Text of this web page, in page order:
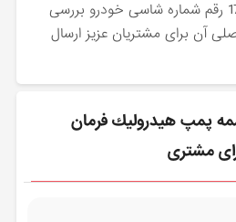
تمامی قطعات منطبق با 17 رقم شماره شاسی خودرو بررسی
آن برای مشتریان عزیز ارسال
پمپ هيدروليك فرمان